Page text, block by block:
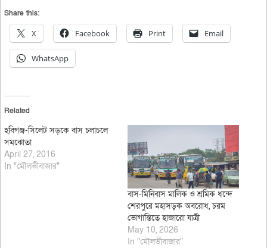
Share this:
X Facebook Print Email
WhatsApp
Related
হবিগঞ্জ-সিলেট সড়কে বাস চলাচলে
সমঝোতা
April 27, 2016
In "মৌলভীবাজার"
বাস-মিনিবাস মালিক ও শ্রমিক ধন্দে
শেরপুরে মহাসড়ক অবরোধ, চরম
ভোগান্তিতে হাজারো যাত্রী
May 10, 2026
In "মৌলভীবাজার"